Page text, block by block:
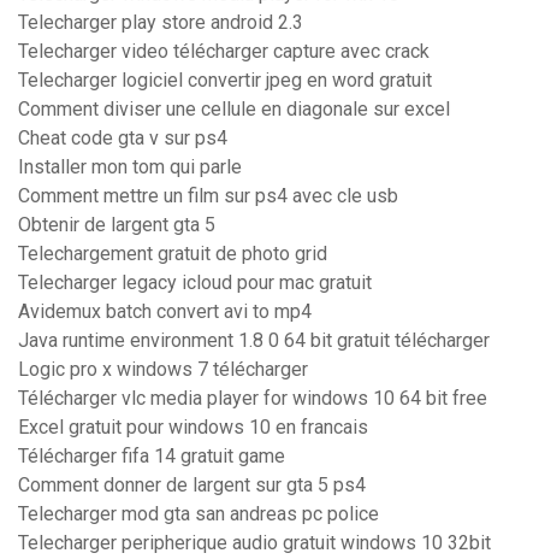
Telecharger play store android 2.3
Telecharger video télécharger capture avec crack
Telecharger logiciel convertir jpeg en word gratuit
Comment diviser une cellule en diagonale sur excel
Cheat code gta v sur ps4
Installer mon tom qui parle
Comment mettre un film sur ps4 avec cle usb
Obtenir de largent gta 5
Telechargement gratuit de photo grid
Telecharger legacy icloud pour mac gratuit
Avidemux batch convert avi to mp4
Java runtime environment 1.8 0 64 bit gratuit télécharger
Logic pro x windows 7 télécharger
Télécharger vlc media player for windows 10 64 bit free
Excel gratuit pour windows 10 en francais
Télécharger fifa 14 gratuit game
Comment donner de largent sur gta 5 ps4
Telecharger mod gta san andreas pc police
Telecharger peripherique audio gratuit windows 10 32bit